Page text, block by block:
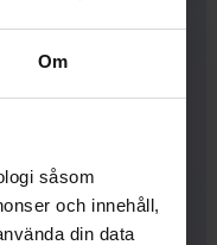
Om
såsom
och innehåll,
din data